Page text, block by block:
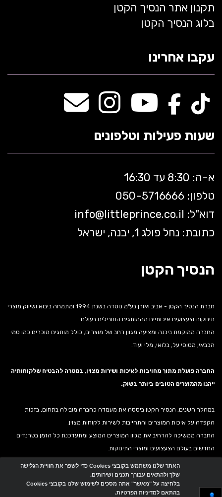
תקנון אתר הנסיך הקטן
בלוג הנסיך הקטן
עקבו אחרינו
שעות פעילות וטלפונים
א-ה: 8:30 עד 16:30
טלפון: 050-5 716666
דוא"ל:
info@littleprince.co.il
כתובת: נחל פולג 1, יבנה, ישראל
הנסיך הקטן
חברת הנסיך הקטן - אביב ואורן בע"מ נוסדה בשנת 1994 ומתמחה ביבוא ושיווק מוצרי
תינוקות וצעצועים איכותיים מהמותגים המובילים בעולם.
החברה ממוקמת ביבנה ומציעה מגוון רחב של מוצרים, כולל מותגים מוכרים כמו סמי
הכבאי, מטוסי על, בלואי, מלי ועוד.
החברה פועלת מתוך מחויבות לאיכות ושירות מצוין, במטרה להבטיח שלקוחותיה
ייהנו מהמוצרים הטובים ביותר בשוק.
במהלך השנים, הנסיך הקטן ביססה את מעמדה כחברה מובילה בתחום, בזכות
הקפדה על איכות המוצרים והתחייבות לשירות לקוחות מצוין.
החברה ממשיכה להרחיב את מגוון המוצרים המוצע ומתעדכנת כל הזמן בטרנדים
החדשים בעולם הצעצועים ומוצרי התינוקות.
אתר זה מופעל באמצעותWobily
האתר שלנו משתמש בקובצי Cookies כדי לשפר את חוויית הגלישה
שלך ולהתאים עבורך תכנים ושירותים.
בלחיצה על "מאשר" אתה מסכים לשימוש שלנו בקובצי Cookies
בהתאם למדיניות הפרטיות.